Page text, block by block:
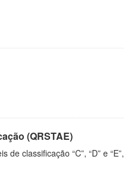
(QRSTAE)
classificação “C”, “D” e “E”,